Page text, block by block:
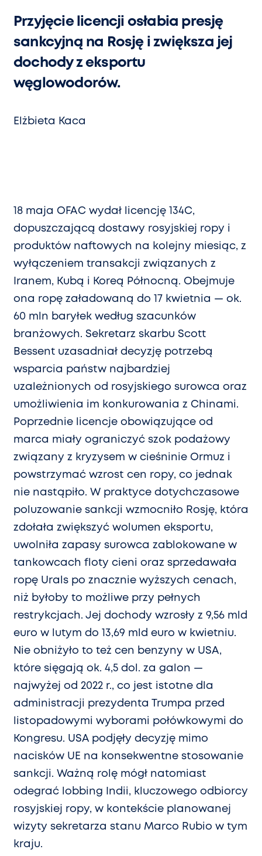
Przyjęcie licencji osłabia presję
sankcyjną na Rosję i zwiększa jej
dochody z eksportu
węglowodorów.
Elżbieta Kaca
18 maja OFAC wydał licencję 134C,
dopuszczającą dostawy rosyjskiej ropy i
produktów naftowych na kolejny miesiąc, z
wyłączeniem transakcji związanych z
Iranem, Kubą i Koreą Północną. Obejmuje
ona ropę załadowaną do 17 kwietnia — ok.
60 mln baryłek według szacunków
branżowych. Sekretarz skarbu Scott
Bessent uzasadniał decyzję potrzebą
wsparcia państw najbardziej
uzależnionych od rosyjskiego surowca oraz
umożliwienia im konkurowania z Chinami.
Poprzednie licencje obowiązujące od
marca miały ograniczyć szok podażowy
związany z kryzysem w cieśninie Ormuz i
powstrzymać wzrost cen ropy, co jednak
nie nastąpiło. W praktyce dotychczasowe
poluzowanie sankcji wzmocniło Rosję, która
zdołała zwiększyć wolumen eksportu,
uwolniła zapasy surowca zablokowane w
tankowcach floty cieni oraz sprzedawała
ropę Urals po znacznie wyższych cenach,
niż byłoby to możliwe przy pełnych
restrykcjach. Jej dochody wzrosły z 9,56 mld
euro w lutym do 13,69 mld euro w kwietniu.
Nie obniżyło to też cen benzyny w USA,
które sięgają ok. 4,5 dol. za galon —
najwyżej od 2022 r., co jest istotne dla
administracji prezydenta Trumpa przed
listopadowymi wyborami połówkowymi do
Kongresu. USA podjęły decyzję mimo
nacisków UE na konsekwentne stosowanie
sankcji. Ważną rolę mógł natomiast
odegrać lobbing Indii, kluczowego odbiorcy
rosyjskiej ropy, w kontekście planowanej
wizyty sekretarza stanu Marco Rubio w tym
kraju.